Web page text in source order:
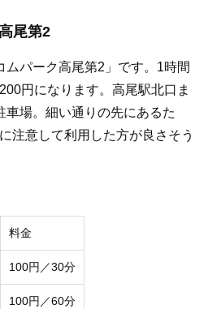
尾第2
ムパーク高尾第2」です。1時間
円になります。高尾駅北口ま
車場。細い通りの先にあるた
注意して利用した方が良さそう
料金
100円／30分
100円／60分